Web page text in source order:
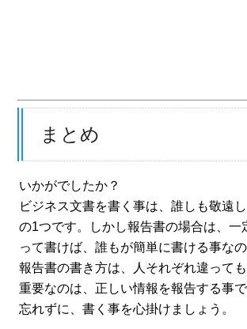
まとめ
いかがでしたか？
ビジネス文書を書く事は、誰しも敬遠
の1つです。しかし報告書の場合は、一
って書けば、誰もが簡単に書ける事なの
報告書の書き方は、人それぞれ違っても
重要なのは、正しい情報を報告する事
忘れずに、書く事を心掛けましょう。